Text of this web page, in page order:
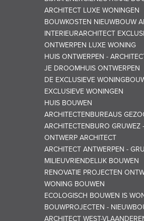
ARCHITECT LUXE WONINGEN
BOUWKOSTEN NIEUWBOUW
INTERIEURARCHITECT
ONTWERPEN LUXE WONING
HUIS ONTWERPEN -
JE DROOMHUIS ONTWERPEN
DE EXCLUSIEVE
EXCLUSIEVE WONINGEN
HUIS BOUWEN
ARCHITECTENBUREAUS
ARCHITECTENBURO
ONTWERP ARCHITECT
ARCHITECT ANTWERPEN -
MILIEUVRIENDELIJK BOUWEN
RENOVATIE PROJECTEN
WONING BOUWEN
ECOLOGISCH BOUWEN IS
BOUWPROJECTEN -
ARCHITECT WEST-